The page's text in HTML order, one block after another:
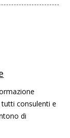
consulenti e
di